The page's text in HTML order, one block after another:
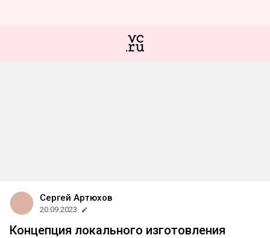
Сергей Артюхов
20.09.2023
Концепция локального изготовления